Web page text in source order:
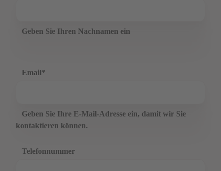
Geben Sie Ihren Nachnamen ein
Email*
Geben Sie Ihre E-Mail-Adresse ein, damit wir Sie
kontaktieren können.
Telefonnummer